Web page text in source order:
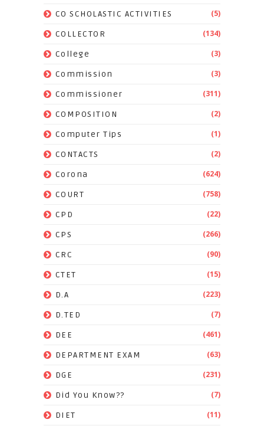
CO SCHOLASTIC ACTIVITIES (5)
COLLECTOR (134)
College (3)
Commission (3)
Commissioner (311)
COMPOSITION (2)
Computer Tips (1)
CONTACTS (2)
Corona (624)
COURT (758)
CPD (22)
CPS (266)
CRC (90)
CTET (15)
D.A (223)
D.TED (7)
DEE (461)
DEPARTMENT EXAM (63)
DGE (231)
Did You Know?? (7)
DIET (11)